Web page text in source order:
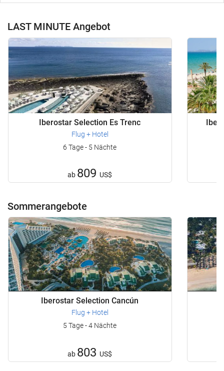
LAST MINUTE Angebot
Iberostar Selection Es Trenc
Flug + Hotel
6 Tage - 5 Nächte
ab 809 US$
Sommerangebote
Iberostar Selection Cancún
Flug + Hotel
5 Tage - 4 Nächte
ab 803 US$